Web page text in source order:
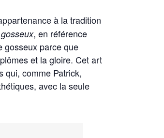
à la tradition
, en référence
gosseux parce que
et la gloire. Cet art
qui, comme Patrick,
avec la seule